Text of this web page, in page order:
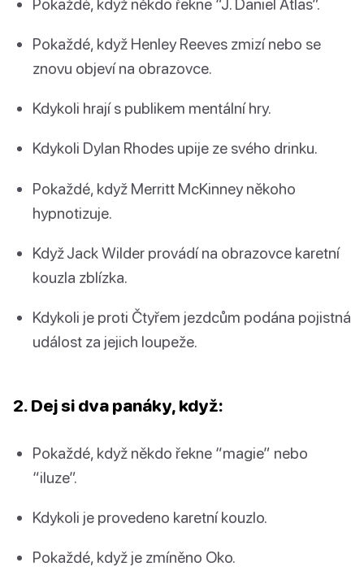
Pokaždé, když Henley Reeves zmizí nebo se
znovu objeví na obrazovce.
Kdykoli hrají s publikem mentální hry.
Kdykoli Dylan Rhodes upije ze svého drinku.
Pokaždé, když Merritt McKinney někoho
hypnotizuje.
Když Jack Wilder provádí na obrazovce karetní
kouzla zblízka.
Kdykoli je proti Čtyřem jezdcům podána pojistná
událost za jejich loupeže.
2. Dej si dva panáky, když:
Pokaždé, když někdo řekne “magie” nebo
“iluze”.
Kdykoli je provedeno karetní kouzlo.
Pokaždé, když je zmíněno Oko.